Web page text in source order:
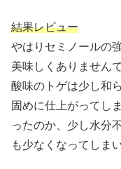
結果レビュー
やはりセミノールの
美味しくありません
酸味のトゲは少し和
固めに仕上がってし
ったのか、少し水分
も少なくなってしま